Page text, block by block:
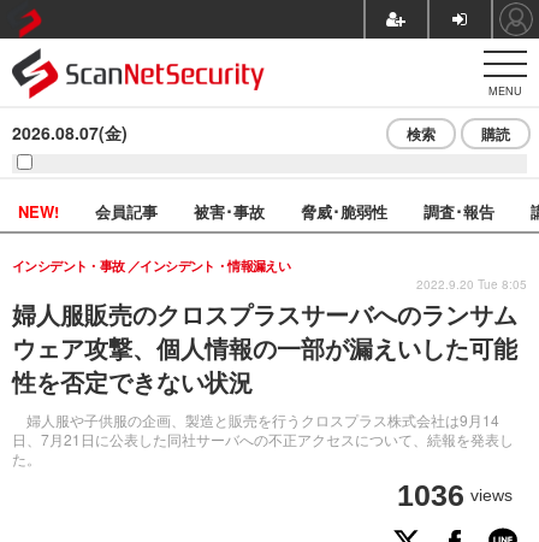
MENU
2026.08.07(金) 検索 購読
NEW! 会員記事 被害･事故 脅威･脆弱性 調査･報告
婦人服販売のクロスプラスサーバへのランサム
ウェア攻撃、個人情報の一部が漏えいした可能
性を否定できない状況
婦人服や子供服の企画、製造と販売を行うクロスプラス株式会社は9月14
日、7月21日に公表した同社サーバへの不正アクセスについて、続報を発表し
た。
インシデント・事故 インシデント・情報漏えい
1036 views
2022.9.20 Tue 8:05